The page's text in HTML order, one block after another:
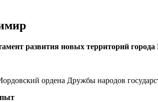
развития новых территорий
ордена Дружбы народов